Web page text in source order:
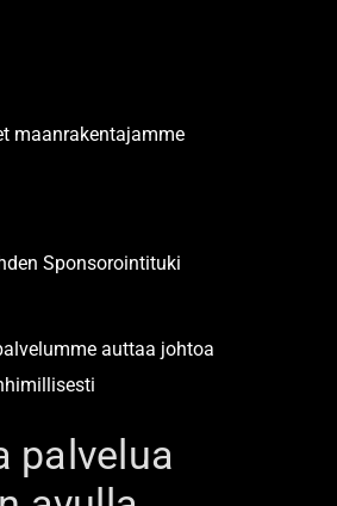
maanrakentajamme
Sponsorointituki
auttaa johtoa
palvelua